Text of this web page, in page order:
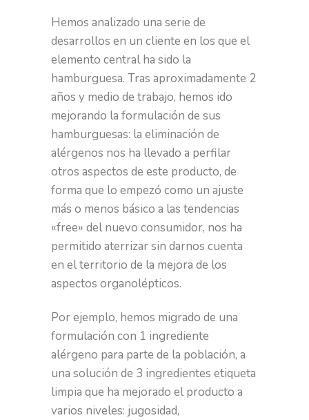
Hemos analizado una serie de
desarrollos en un cliente en los que el
elemento central ha sido la
hamburguesa. Tras aproximadamente 2
años y medio de trabajo, hemos ido
mejorando la formulación de sus
hamburguesas: la eliminación de
alérgenos nos ha llevado a perfilar
otros aspectos de este producto, de
forma que lo empezó como un ajuste
más o menos básico a las tendencias
«free» del nuevo consumidor, nos ha
permitido aterrizar sin darnos cuenta
en el territorio de la mejora de los
aspectos organolépticos.
Por ejemplo, hemos migrado de una
formulación con 1 ingrediente
alérgeno para parte de la población, a
una solución de 3 ingredientes etiqueta
limpia que ha mejorado el producto a
varios niveles: jugosidad,